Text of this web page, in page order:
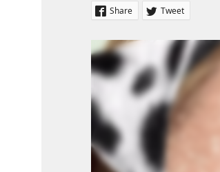
Share Tweet